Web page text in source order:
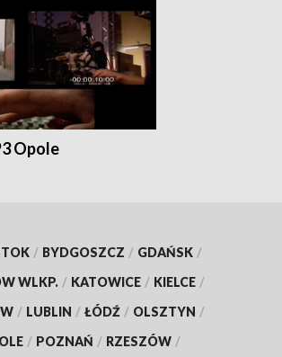
Opole
/ BYDGOSZCZ / GDAŃSK /
WLKP. / KATOWICE / KIELCE /
/ LUBLIN / ŁÓDŹ / OLSZTYN /
/ POZNAŃ / RZESZÓW /